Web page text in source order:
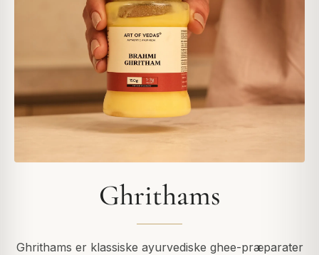
Ghrithams
Ghrithams er klassiske ayurvediske ghee-præparater